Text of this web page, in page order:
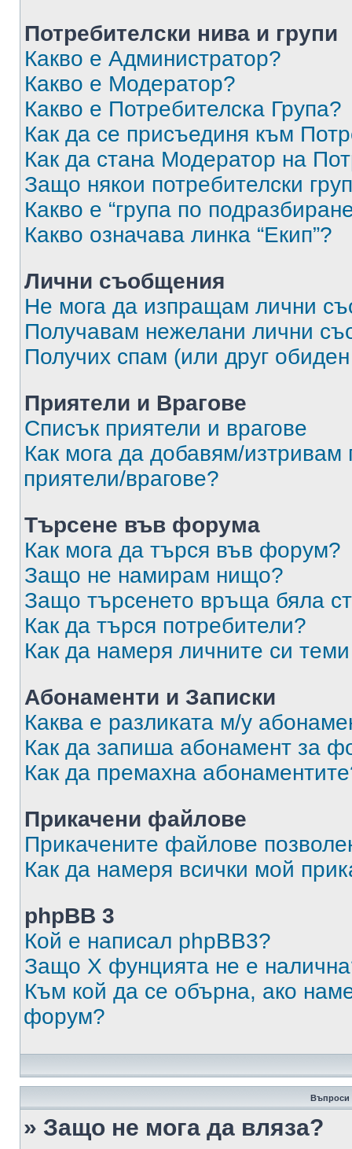
Потребителски нива и групи
Какво е Администратор?
Какво е Модератор?
Какво е Потребителска Група?
Как да се присъединя към
Как да стана Модератор на
Защо някои потребителски
Какво е “група по
Какво означава линка “Екип”?
Лични съобщения
Не мога да изпращам лични
Получавам нежелани лични
Получих спам (или друг
Приятели и Врагове
Списък приятели и врагове
Как мога да добавям/изтривам
приятели/врагове?
Търсене във форума
Как мога да търся във форум?
Защо не намирам нищо?
Защо търсенето връща бяла
Как да търся потребители?
Как да намеря личните си
Абонаменти и Записки
Каква е разликата м/у
Как да запиша абонамент за
Как да премахна
Прикачени файлове
Прикачените файлове
Как да намеря всички мой
phpBB 3
Кой е написал phpBB3?
Защо X фунцията не е
Към кой да се обърна, ако
форум?
Въпроси
» Защо не мога да вляза?